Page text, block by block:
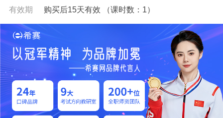
有效期
购买后15天有效 （课时数： 1）